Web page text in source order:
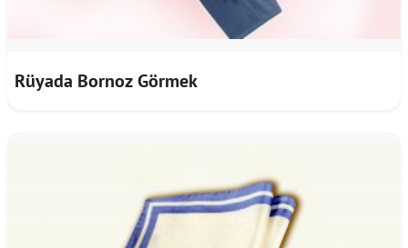
Rüyada Bornoz Görmek